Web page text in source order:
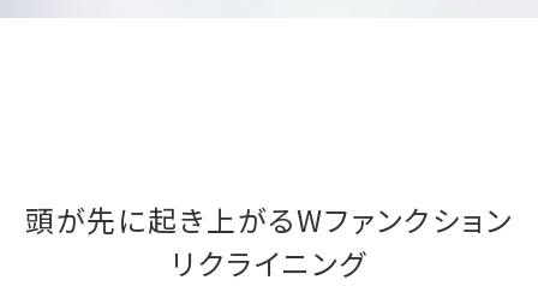
頭が先に起き上がるWファンクション
リクライニング